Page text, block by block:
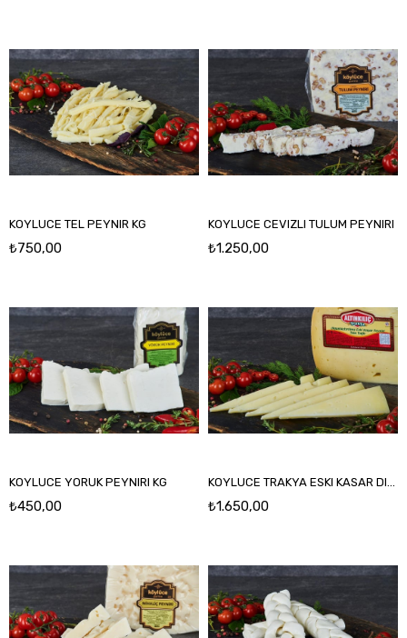
KOYLUCE TEL PEYNIR KG
₺750,00
KOYLUCE CEVIZLI TULUM PEYNIRI
₺1.250,00
KOYLUCE YORUK PEYNIRI KG
₺450,00
KOYLUCE TRAKYA ESKI KASAR DILIMLI KG
₺1.650,00